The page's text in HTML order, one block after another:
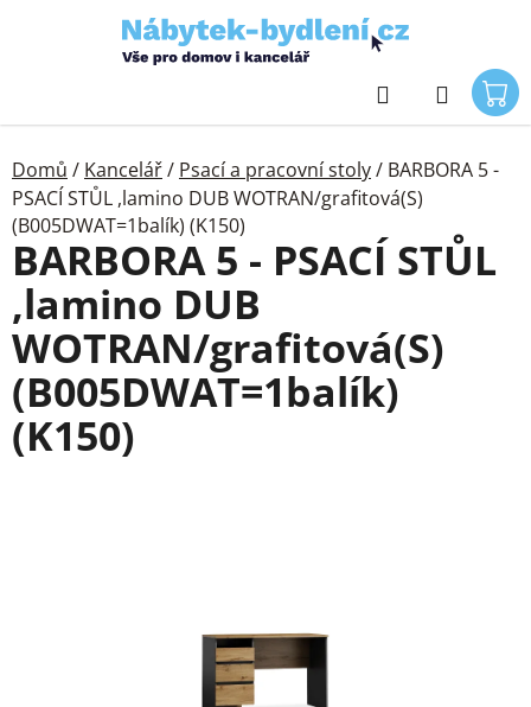
Hledat
Domů / Kancelář/ Psací a pracovní stoly/ BARBORA 5 -
PSACÍ STŮL ,lamino DUB WOTRAN/grafitová(S)
(B005DWAT=1balík) (K150)
BARBORA 5 - PSACÍ STŮL
,lamino DUB
WOTRAN/grafitová(S)
(B005DWAT=1balík)
(K150)